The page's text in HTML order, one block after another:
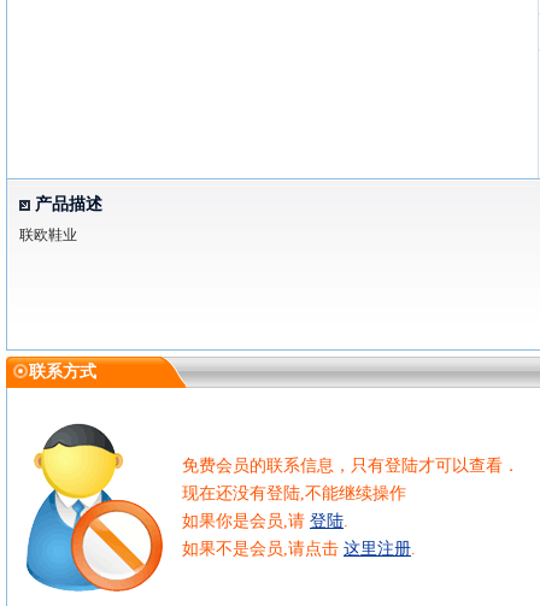
产品描述
联欧鞋业
联系方式
免费会员的联系信息，只有登陆才可以查看．
现在还没有登陆,不能继续操作
如果你是会员,请 登陆.
如果不是会员,请点击 这里注册.